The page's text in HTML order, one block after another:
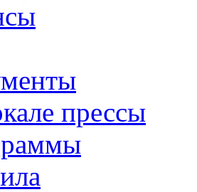
прессы